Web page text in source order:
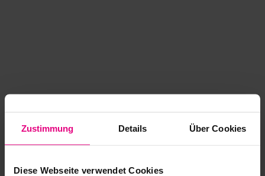
Zustimmung Details Über Cookies
Diese Webseite verwendet Cookies